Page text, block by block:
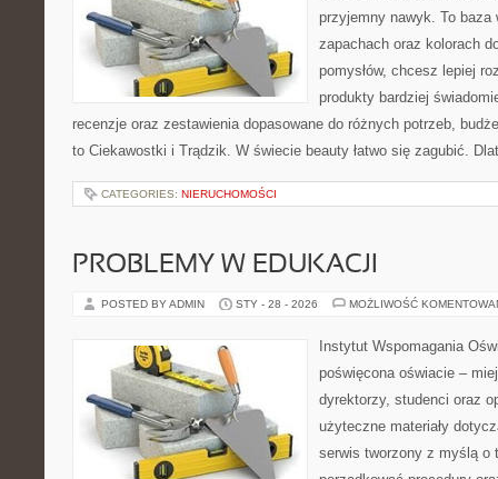
przyjemny nawyk. To baza
zapachach oraz kolorach
pomysłów, chcesz lepiej
produkty bardziej
recenzje oraz zestawienia dopasowane do różnych potrzeb,
to Ciekawostki i Trądzik. W świecie beauty łatwo się zagubić.
CATEGORIES: NIERUCHOMOŚCI
PROBLEMY W EDUKACJI
POSTED BY ADMIN STY - 28 - 2026 MOŻLIWOŚĆ
Instytut Wspomagania
poświęcona oświacie –
dyrektorzy, studenci oraz
użyteczne materiały
serwis tworzony z myślą o